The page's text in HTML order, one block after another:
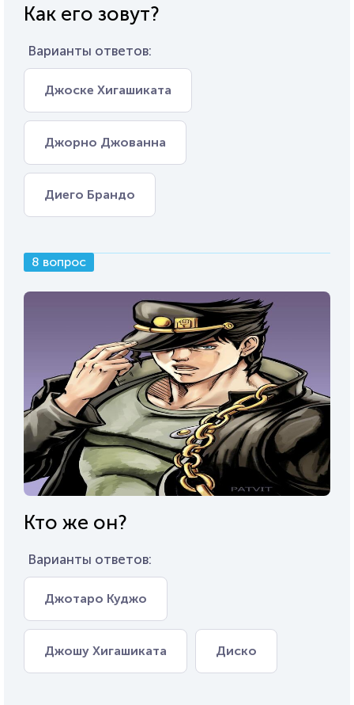
Как его зовут?
Варианты ответов:
Джоске Хигашиката
Джорно Джованна
Диего Брандо
8 вопрос
Кто же он?
Варианты ответов:
Джотаро Куджо
Джошу Хигашиката Диско